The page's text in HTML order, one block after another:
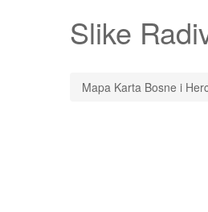
Slike
Mapa Karta Bosne i